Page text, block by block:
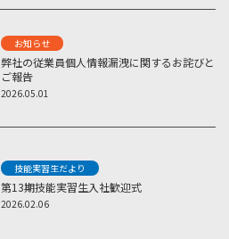
お知らせ
弊社の従業員個人情報漏洩に関するお詫びと
ご報告
2026.05.01
技能実習生だより
第13期技能実習生入社歓迎式
2026.02.06